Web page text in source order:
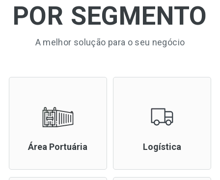
POR SEGMENTO
A melhor solução para o seu negócio
Área Portuária Logística